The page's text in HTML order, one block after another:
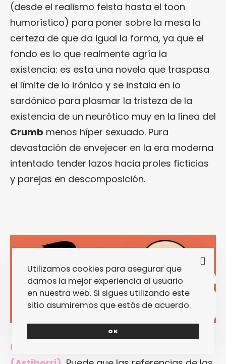
(desde el realismo feista hasta el toon
humorístico) para poner sobre la mesa la
certeza de que da igual la forma, ya que el
fondo es lo que realmente agría la
existencia: es esta una novela que traspasa
el límite de lo irónico y se instala en lo
sardónico para plasmar la tristeza de la
existencia de un neurótico muy en la línea del
Crumb menos híper sexuado. Pura
devastación de envejecer en la era moderna
intentado tender lazos hacia proles ficticias
y parejas en descomposición.
6. «Tú me has matado», David Sánchez
Utilizamos cookies para asegurar que
damos la mejor experiencia al usuario
en nuestra web. Si sigues utilizando este
sitio asumiremos que estás de acuerdo.
OK